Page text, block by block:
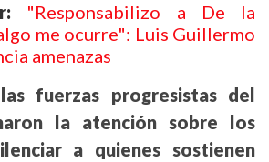
"Responsabilizo a De la
me ocurre": Luis Guillermo
amenazas
fuerzas progresistas del
la atención sobre los
a quienes sostienen